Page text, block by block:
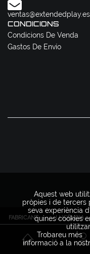
FABRICANT LLICÈNCIA
ventas@extendedplay.es
CONDICIONS
Condicions De Venda
Gastos De Envío
Aquest web
pròpies i de tercers
seva experiència
quines cookies
Trobareu més
informació a la